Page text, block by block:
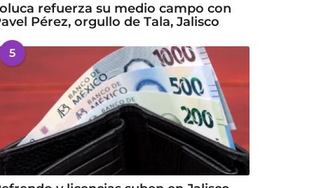
refuerza su medio campo con
Pérez, orgullo de Tala, Jalisco
5